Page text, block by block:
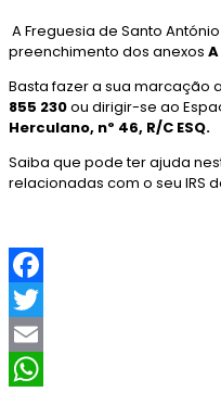
A Freguesia de Santo
preenchimento dos anexos A
Basta fazer a sua marcação
855 230ou dirigir-se ao
Herculano, nº 46, R/C ESQ.
Saiba que pode ter ajuda
relacionadas com o seu IRS
F
a
c
T
w
E